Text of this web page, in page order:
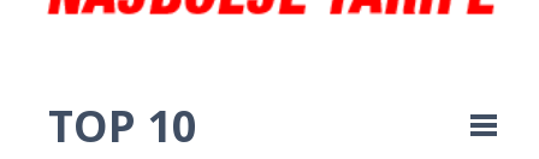
TOP 10